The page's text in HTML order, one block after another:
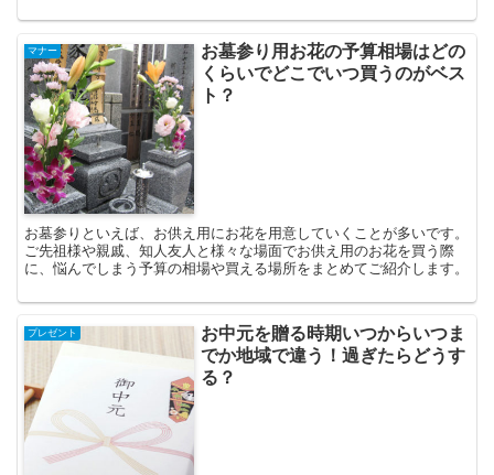
マナー
お墓参り用お花の予算相場はどの
くらいでどこでいつ買うのがベス
ト？
お墓参りといえば、お供え用にお花を用意していくことが多いです。
ご先祖様や親戚、知人友人と様々な場面でお供え用のお花を買う際
に、悩んでしまう予算の相場や買える場所をまとめてご紹介します。
プレゼント
お中元を贈る時期いつからいつま
でか地域で違う！過ぎたらどうす
る？